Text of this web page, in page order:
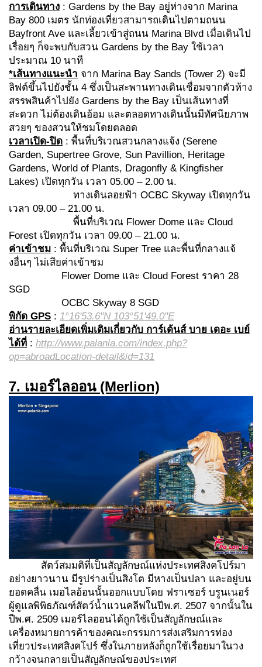
การเดินทาง : Gardens by the Bay อยู่ห่างจาก Marina
Bay 800 เมตร นักท่องเที่ยวสามารถเดินไปตามถนน
Bayfront Ave และเลี้ยวเข้าสู่ถนน Marina Blvd เมื่อเดินไป
เรื่อยๆ ก็จะพบกับสวน Gardens by the Bay ใช้เวลา
ประมาณ 10 นาที
*เส้นทางแนะนำ จาก Marina Bay Sands (Tower 2) จะมี
ลิฟต์ขึ้นไปยังชั้น 4 ซึ่งเป็นสะพานทางเดินเชื่อมจากตัวห้าง
สรรพสินค้าไปยัง Gardens by the Bay เป็นเส้นทางที่
สะดวก ไม่ต้องเดินอ้อม และตลอดทางเดินนั้นมีทัศนียภาพ
สวยๆ ของสวนให้ชมโดยตลอด
เวลาเปิด-ปิด : พื้นที่บริเวณสวนกลางแจ้ง (Serene
Garden, Supertree Grove, Sun Pavillion, Heritage
Gardens, World of Plants, Dragonfly & Kingfisher
Lakes) เปิดทุกวัน เวลา 05.00 – 2.00 น.
ทางเดินลอยฟ้า OCBC Skyway เปิดทุกวัน
เวลา 09.00 – 21.00 น.
พื้นที่บริเวณ Flower Dome และ Cloud
Forest เปิดทุกวัน เวลา 09.00 – 21.00 น.
ค่าเข้าชม : พื้นที่บริเวณ Super Tree และพื้นที่กลางแจ้
งอื่นๆ ไม่เสียค่าเข้าชม
Flower Dome และ Cloud Forest ราคา 28
SGD
OCBC Skyway 8 SGD
พิกัด GPS : 1°16'53.6"N 103°51'49.0"E
อ่านรายละเอียดเพิ่มเติมเกี่ยวกับ การ์เด้นส์ บาย เดอะ เบย์
ได้ที่ : http://www.palanla.com/index.php?
op=abroadLocation-detail&id=131
7. เมอร์ไลออน (Merlion)
สัตว์สมมติที่เป็นสัญลักษณ์แห่งประเทศสิงคโปร์มา
อย่างยาวนาน มีรูปร่างเป็นสิงโต มีหางเป็นปลา และอยู่บน
ยอดคลื่น เมอไลอ้อนนั้นออกแบบโดย ฟราเซอร์ บรูนเนอร์
ผู้ดูแลพิพิธภัณฑ์สัตว์น้ำแวนคลีฟในปีพ.ศ. 2507 จากนั้นใน
ปีพ.ศ. 2509 เมอร์ไลออนได้ถูกใช้เป็นสัญลักษณ์และ
เครื่องหมายการค้าของคณะกรรมการส่งเสริมการท่อง
เที่ยวประเทศสิงคโปร์ ซึ่งในภายหลังก็ถูกใช้เรื่อยมาในวง
กว้างจนกลายเป็นสัญลักษณ์ของประเทศ